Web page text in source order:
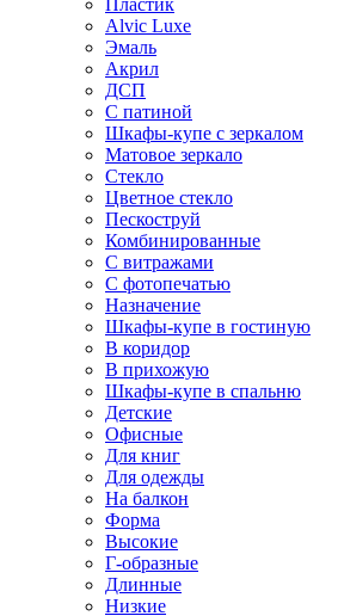
Пластик
Alvic Luxe
Эмаль
Акрил
ДСП
С патиной
Шкафы-купе с зеркалом
Матовое зеркало
Стекло
Цветное стекло
Пескоструй
Комбинированные
С витражами
С фотопечатью
Назначение
Шкафы-купе в гостиную
В коридор
В прихожую
Шкафы-купе в спальню
Детские
Офисные
Для книг
Для одежды
На балкон
Форма
Высокие
Г-образные
Длинные
Низкие